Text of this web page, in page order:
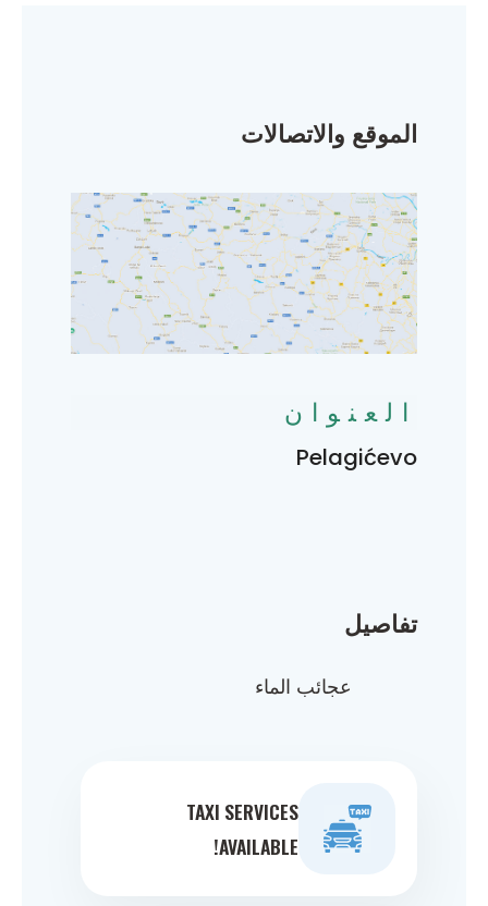
تفاصيل
عجائب الماء
TAXI SERVICES
AVAILABLE!
الموقع والاتصالات
العنوان
Pelagićevo